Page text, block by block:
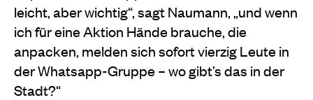
leicht, aber wichtig“, sagt Naumann, „und wenn
ich für eine Aktion Hände brauche, die
anpacken, melden sich sofort vierzig Leute in
der Whatsapp-Gruppe – wo gibt’s das in der
Stadt?“